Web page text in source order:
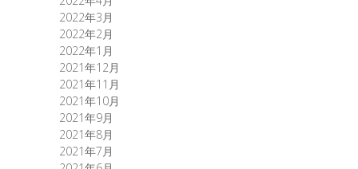
2022年3月
2022年2月
2022年1月
2021年12月
2021年11月
2021年10月
2021年9月
2021年8月
2021年7月